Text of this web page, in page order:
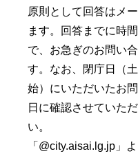
原則として回答はメ
ます。回答までに時
で、お急ぎのお問い
す。なお、閉庁日（
始）にいただいたお
日に確認させていた
い。
「@city.aisai.lg.jp」